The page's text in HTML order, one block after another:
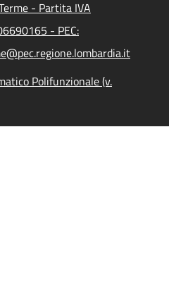
- Partita IVA
- PEC:
Polifunzionale (v.